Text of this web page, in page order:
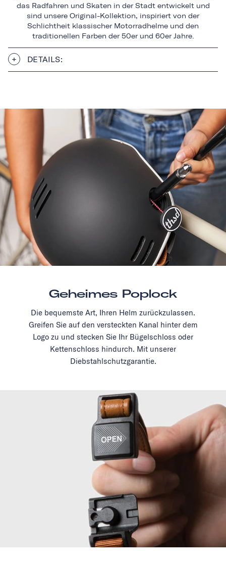
das Radfahren und Skaten in der Stadt entwickelt und
sind unsere Original-Kollektion, inspiriert von der
Schlichtheit klassischer Motorradhelme und den
traditionellen Farben der 50er und 60er Jahre.
DETAILS:
Geheimes Poplock
Die bequemste Art, Ihren Helm zurückzulassen.
Greifen Sie auf den versteckten Kanal hinter dem
Logo zu und stecken Sie Ihr Bügelschloss oder
Kettenschloss hindurch. Mit unserer
Diebstahlschutzgarantie.